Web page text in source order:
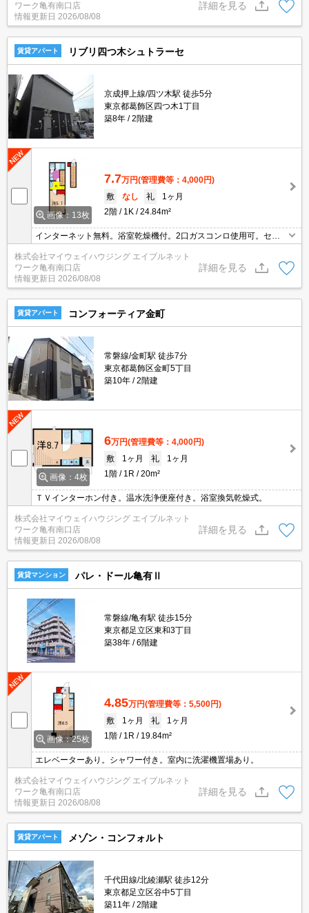
ワーク亀有南口店
情報更新日 2026/08/08
詳細を見る
賃貸アパート リブリ四つ木シュトラーセ
京成押上線/四ツ木駅 徒歩5分
東京都葛飾区四つ木1丁目
築8年
2階建
画像：13枚
7.7万円(管理費等：4,000円)
敷
なし 礼
1ヶ月
2階
1K 24.84m²
インターネット無料。浴室乾燥機付。2口ガスコンロ使用可。セコ
ム無料装備。
株式会社マイウェイハウジング エイブルネット
ワーク亀有南口店
情報更新日 2026/08/08
詳細を見る
賃貸アパート コンフォーティア金町
常磐線/金町駅 徒歩7分
東京都葛飾区金町5丁目
築10年
2階建
画像：4枚
6万円(管理費等：4,000円)
敷
1ヶ月 礼
1ヶ月
1階
1R 20m²
ＴＶインターホン付き。温水洗浄便座付き。浴室換気乾燥式。
株式会社マイウェイハウジング エイブルネット
ワーク亀有南口店
情報更新日 2026/08/08
詳細を見る
賃貸マンション パレ・ドール亀有Ⅱ
常磐線/亀有駅 徒歩15分
東京都足立区東和3丁目
築38年
6階建
画像：25枚
4.85万円(管理費等：5,500円)
敷
1ヶ月 礼
1ヶ月
1階
1R 19.84m²
エレベーターあり。シャワー付き。室内に洗濯機置場あり。
株式会社マイウェイハウジング エイブルネット
ワーク亀有南口店
情報更新日 2026/08/08
詳細を見る
賃貸アパート メゾン・コンフォルト
千代田線/北綾瀬駅 徒歩12分
東京都足立区谷中5丁目
築11年
2階建